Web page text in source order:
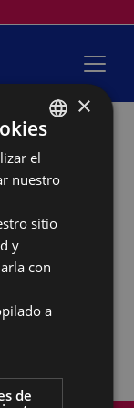
la escalada.
BASQUE
SPANISH
×
el
nuestro
sitio
y
con
a
de